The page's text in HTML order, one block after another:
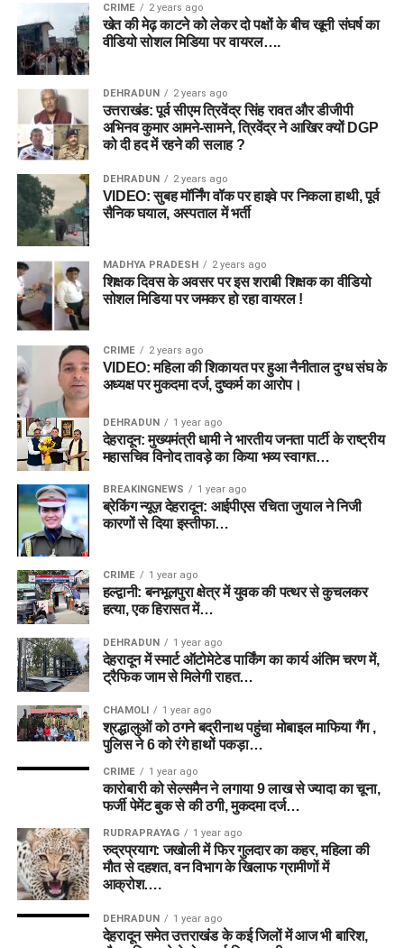
CRIME 2 years ago
खेत की मेढ़ काटने को लेकर दो पक्षों के बीच खूनी संघर्ष का
वीडियो सोशल मिडिया पर वायरल….
DEHRADUN 2 years ago
उत्तराखंड: पूर्व सीएम त्रिवेंद्र सिंह रावत और डीजीपी
अभिनव कुमार आमने-सामने, त्रिवेंद्र ने आखिर क्यों DGP
को दी हद में रहने की सलाह ?
DEHRADUN 2 years ago
VIDEO: सुबह मॉर्निंग वॉक पर हाइवे पर निकला हाथी, पूर्व
सैनिक घयाल, अस्पताल में भर्ती
MADHYA PRADESH 2 years ago
शिक्षक दिवस के अवसर पर इस शराबी शिक्षक का वीडियो
सोशल मिडिया पर जमकर हो रहा वायरल !
CRIME 2 years ago
VIDEO: महिला की शिकायत पर हुआ नैनीताल दुग्ध संघ के
अध्यक्ष पर मुकदमा दर्ज, दुष्कर्म का आरोप।
DEHRADUN 1 year ago
देहरादून: मुख्यमंत्री धामी ने भारतीय जनता पार्टी के राष्ट्रीय
महासचिव विनोद तावड़े का किया भव्य स्वागत…
BREAKINGNEWS 1 year ago
ब्रेकिंग न्यूज़ देहरादून: आईपीएस रचिता जुयाल ने निजी
कारणों से दिया इस्तीफा…
CRIME 1 year ago
हल्द्वानी: बनभूलपुरा क्षेत्र में युवक की पत्थर से कुचलकर
हत्या, एक हिरासत में…
DEHRADUN 1 year ago
देहरादून में स्मार्ट ऑटोमेटेड पार्किंग का कार्य अंतिम चरण में,
ट्रैफिक जाम से मिलेगी राहत…
CHAMOLI 1 year ago
श्रद्धालुओं को ठगने बद्रीनाथ पहुंचा मोबाइल माफिया गैंग ,
पुलिस ने 6 को रंगे हाथों पकड़ा…
CRIME 1 year ago
कारोबारी को सेल्समैन ने लगाया 9 लाख से ज्यादा का चूना,
फर्जी पेमेंट बुक से की ठगी, मुकदमा दर्ज…
RUDRAPRAYAG 1 year ago
रुद्रप्रयाग: जखोली में फिर गुलदार का कहर, महिला की
मौत से दहशत, वन विभाग के खिलाफ ग्रामीणों में
आक्रोश….
DEHRADUN 1 year ago
देहरादून समेत उत्तराखंड के कई जिलों में आज भी बारिश,